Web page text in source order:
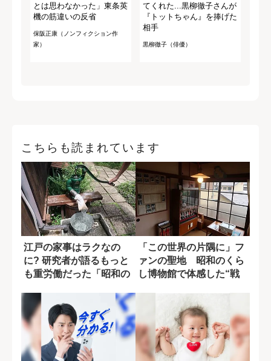
とは思わなかった」東条英
機の筋違いの反省
保阪正康（ノンフィクション作
家）
てくれた...黒柳徹子さんが
『トットちゃん』を捧げた
相手
黒柳徹子（俳優）
こちらも読まれています
江戸の家事はラクなの
に? 研究者が語るもっと
も重労働だった「昭和の
「この世界の片隅に」フ
ァンの聖地 昭和のくら
し博物館で体感した“戦